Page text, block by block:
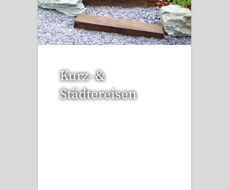
3 Reisen gefunden
Kurz- &
Städtereisen